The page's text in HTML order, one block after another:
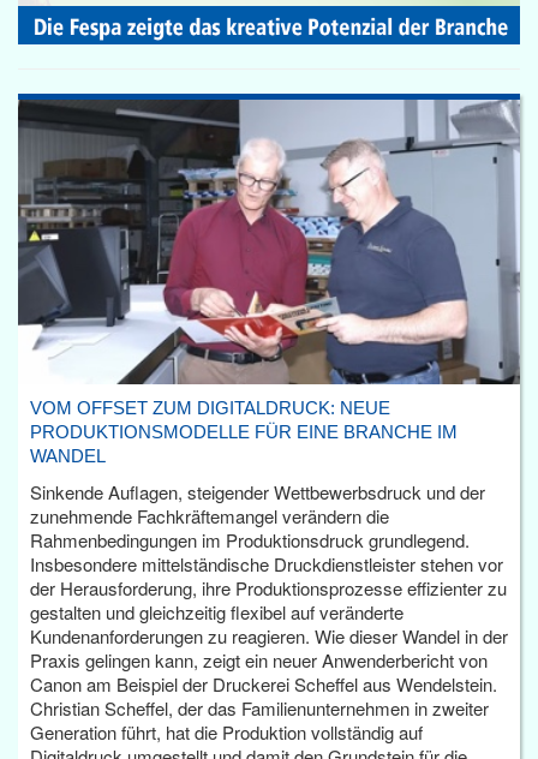
VOM OFFSET ZUM DIGITALDRUCK: NEUE
PRODUKTIONSMODELLE FÜR EINE BRANCHE IM
WANDEL
Sinkende Auflagen, steigender Wettbewerbsdruck und der
zunehmende Fachkräftemangel verändern die
Rahmenbedingungen im Produktionsdruck grundlegend.
Insbesondere mittelständische Druckdienstleister stehen vor
der Herausforderung, ihre Produktionsprozesse effizienter zu
gestalten und gleichzeitig flexibel auf veränderte
Kundenanforderungen zu reagieren. Wie dieser Wandel in der
Praxis gelingen kann, zeigt ein neuer Anwenderbericht von
Canon am Beispiel der Druckerei Scheffel aus Wendelstein.
Christian Scheffel, der das Familienunternehmen in zweiter
Generation führt, hat die Produktion vollständig auf